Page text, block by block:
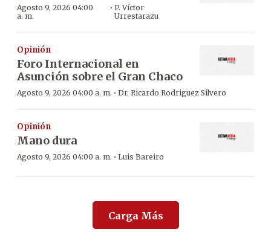
Agosto 9, 2026 04:00
a. m.
·P. Víctor
Urrestarazu
Opinión
Foro Internacional en
Asunción sobre el Gran Chaco
Agosto 9, 2026 04:00 a. m. · Dr. Ricardo Rodriguez Silvero
Opinión
Mano dura
Agosto 9, 2026 04:00 a. m. · Luis Bareiro
Carga Más